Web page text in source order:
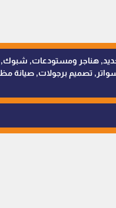
سواتر حديد, هناجر ومستودعات,
تصميم برجولات, صيانة